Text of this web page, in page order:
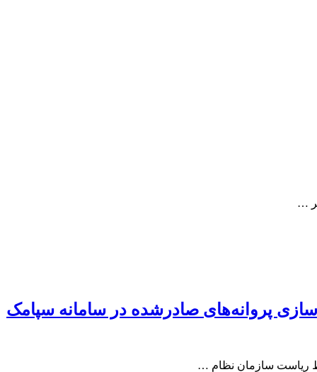
…
پروانه‌های صادرشده در سامانه سپامک
ریاست سازمان نظام …